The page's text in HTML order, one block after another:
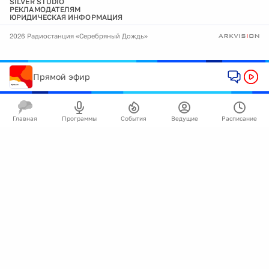
РЕКЛАМОДАТЕЛЯМ
ЮРИДИЧЕСКАЯ ИНФОРМАЦИЯ
2026 Радиостанция «Серебряный Дождь»
Прямой эфир
Главная Программы События Ведущие Расписание